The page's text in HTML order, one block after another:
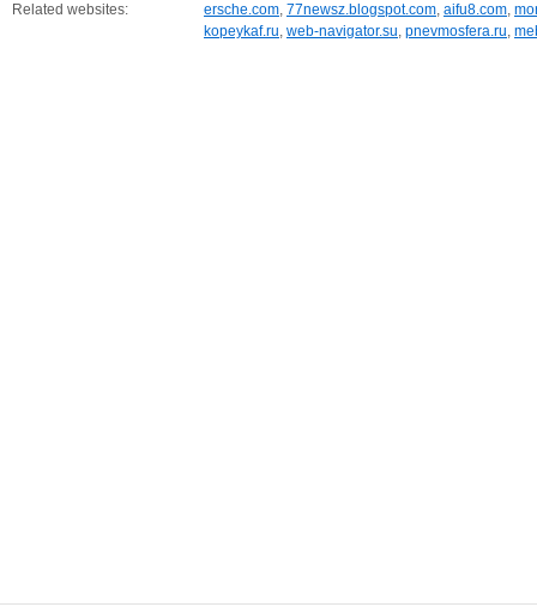
Related websites: ersche.com, 77newsz.blogspot.com, aifu8.com,
kopeykaf.ru, web-navigator.su, pnevmosfera.ru,